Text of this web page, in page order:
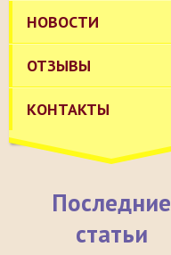
НОВОСТИ
ОТЗЫВЫ
КОНТАКТЫ
Последние
статьи